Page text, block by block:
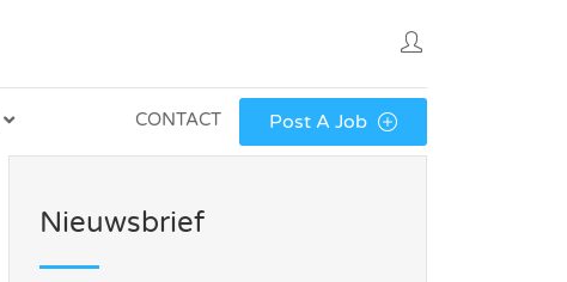
CONTACT Post A Job
Nieuwsbrief